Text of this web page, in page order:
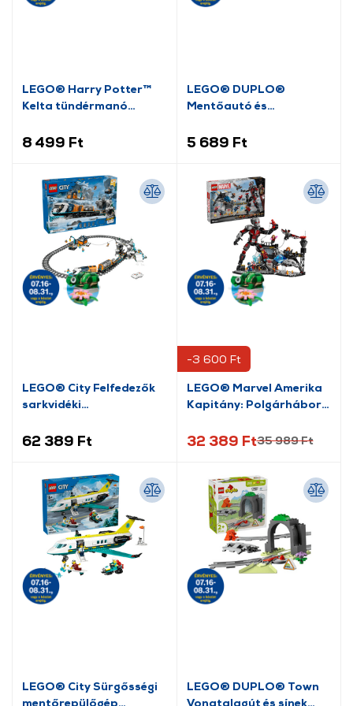
LEGO® Harry Potter™
Kelta tündérmanó
8 499 Ft
LEGO® DUPLO®
Mentőautó és
5 689 Ft
LEGO® City Felfedezők
sarkvidéki
62 389 Ft
-3 600 Ft
LEGO® Marvel Amerika
Kapitány: Polgárháború
32 389 Ft35 989 Ft
LEGO® City Sürgősségi
mentőrepülőgép
LEGO® DUPLO® Town
Vonatalagút és sínek